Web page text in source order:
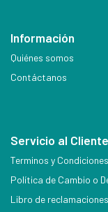
Información
Quiénes somos
Contáctanos
Servicio al Cliente
Terminos y Condiciones
Política de Cambio o
Libro de reclamaciones